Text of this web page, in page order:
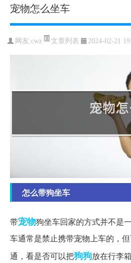
宠物怎么坐车
网友:cwz 文章列表 2024-02-21
怎么带狗坐车
带宠物狗坐车回家的方式并不是
车通常是禁止携带宠物上车的，
通，看是否可以把狗狗放在行李